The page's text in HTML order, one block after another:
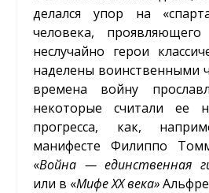
делался упор на
человека,
неслучайно герои
наделены воинственными
времена войну
некоторые считали ее
прогресса, как,
манифесте Филиппо
«Война — единственная
или в «МифеXXвека»